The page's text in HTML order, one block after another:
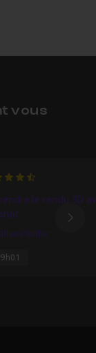
vous
le rendu 3D
Pfeiffer
9h01